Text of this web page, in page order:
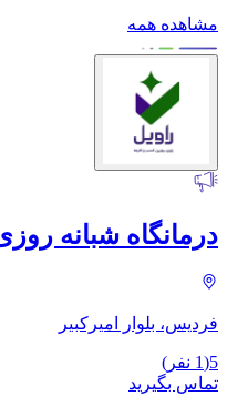
مشاهده همه
درمانگاه شبانه
فردیس، بلوار امیرکبیر
5
(
1 نفر)
تماس بگیرید